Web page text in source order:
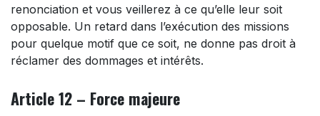
renonciation et vous veillerez à ce qu’elle leur soit
opposable. Un retard dans l’exécution des missions
pour quelque motif que ce soit, ne donne pas droit à
réclamer des dommages et intérêts.
Article 12 – Force majeure